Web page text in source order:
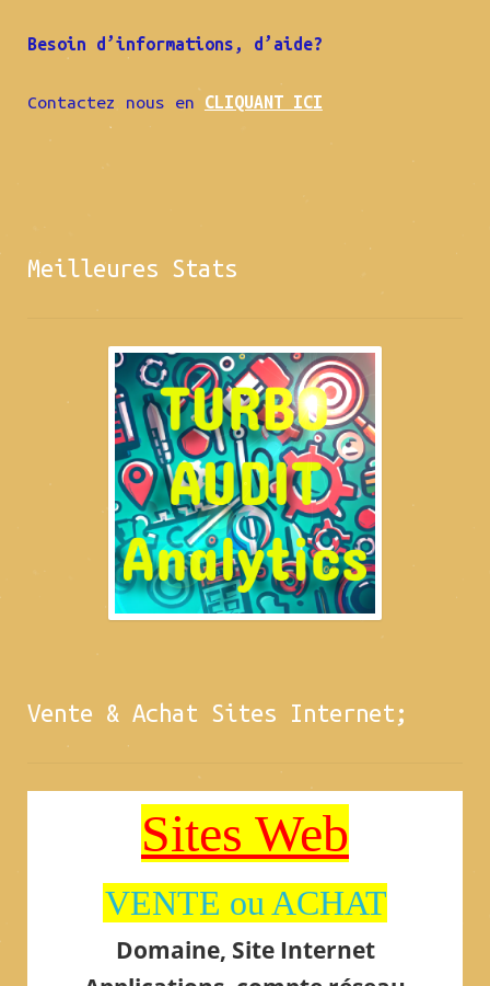
Besoin d’informations, d’aide?
Contactez nous en CLIQUANT ICI
Meilleures Stats
Vente & Achat Sites Internet;
Sites Web
VENTE ou ACHAT
Domaine, Site Internet